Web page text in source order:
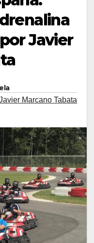
Javier
Marcano Tabata